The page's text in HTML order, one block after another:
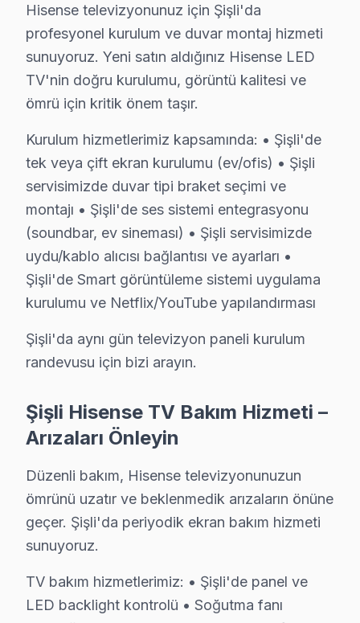
Teşvikiye Hisense Servis
Teşvikiye bölgesindeki Hisense kullanıcıları için haftanın
Şişli Hisense Servis →
Yayla Hisense Servis
Hisense TV'nizin Yayla adresine gelen ekibimiz osiloskop
Yayla Hisense Açılmıyor Arıza →
Şişli Hisense TV Servis Hizmet Bölgesi
Şişli bölgesine kapıya gelen Hisense TV tamir servisi
Hisense televizyonunuz için Şişli'da
profesyonel kurulum ve duvar montaj hizmeti
sunuyoruz. Yeni satın aldığınız Hisense LED
TV'nin doğru kurulumu, görüntü kalitesi ve
ömrü için kritik önem taşır.
Kurulum hizmetlerimiz kapsamında: • Şişli'de
tek veya çift ekran kurulumu (ev/ofis) • Şişli
servisimizde duvar tipi braket seçimi ve
montajı • Şişli'de ses sistemi entegrasyonu
(soundbar, ev sineması) • Şişli servisimizde
uydu/kablo alıcısı bağlantısı ve ayarları •
Şişli'de Smart görüntüleme sistemi uygulama
kurulumu ve Netflix/YouTube yapılandırması
Şişli'da aynı gün televizyon paneli kurulum
randevusu için bizi arayın.
Şişli Hisense TV Bakım Hizmeti –
Arızaları Önleyin
Düzenli bakım, Hisense televizyonunuzun
ömrünü uzatır ve beklenmedik arızaların önüne
geçer. Şişli'da periyodik ekran bakım hizmeti
sunuyoruz.
TV bakım hizmetlerimiz: • Şişli'de panel ve
LED backlight kontrolü • Soğutma fanı